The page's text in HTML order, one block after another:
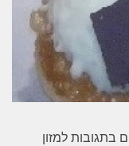
בתגובות למזון